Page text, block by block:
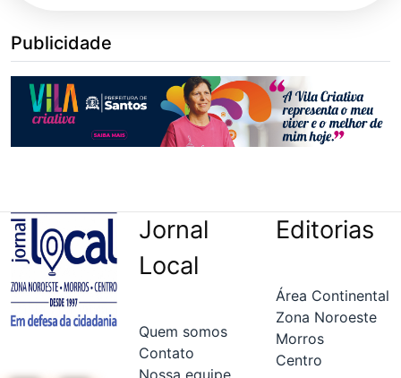
Publicidade
Jornal
Local
Quem somos
Contato
Editorias
Área Continental
Zona Noroeste
Morros
Centro